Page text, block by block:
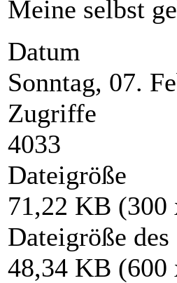
Meine selbst
Datum
Sonntag, 07.
Zugriffe
4033
Dateigröße
71,22 KB (300
Dateigröße
48,34 KB (600